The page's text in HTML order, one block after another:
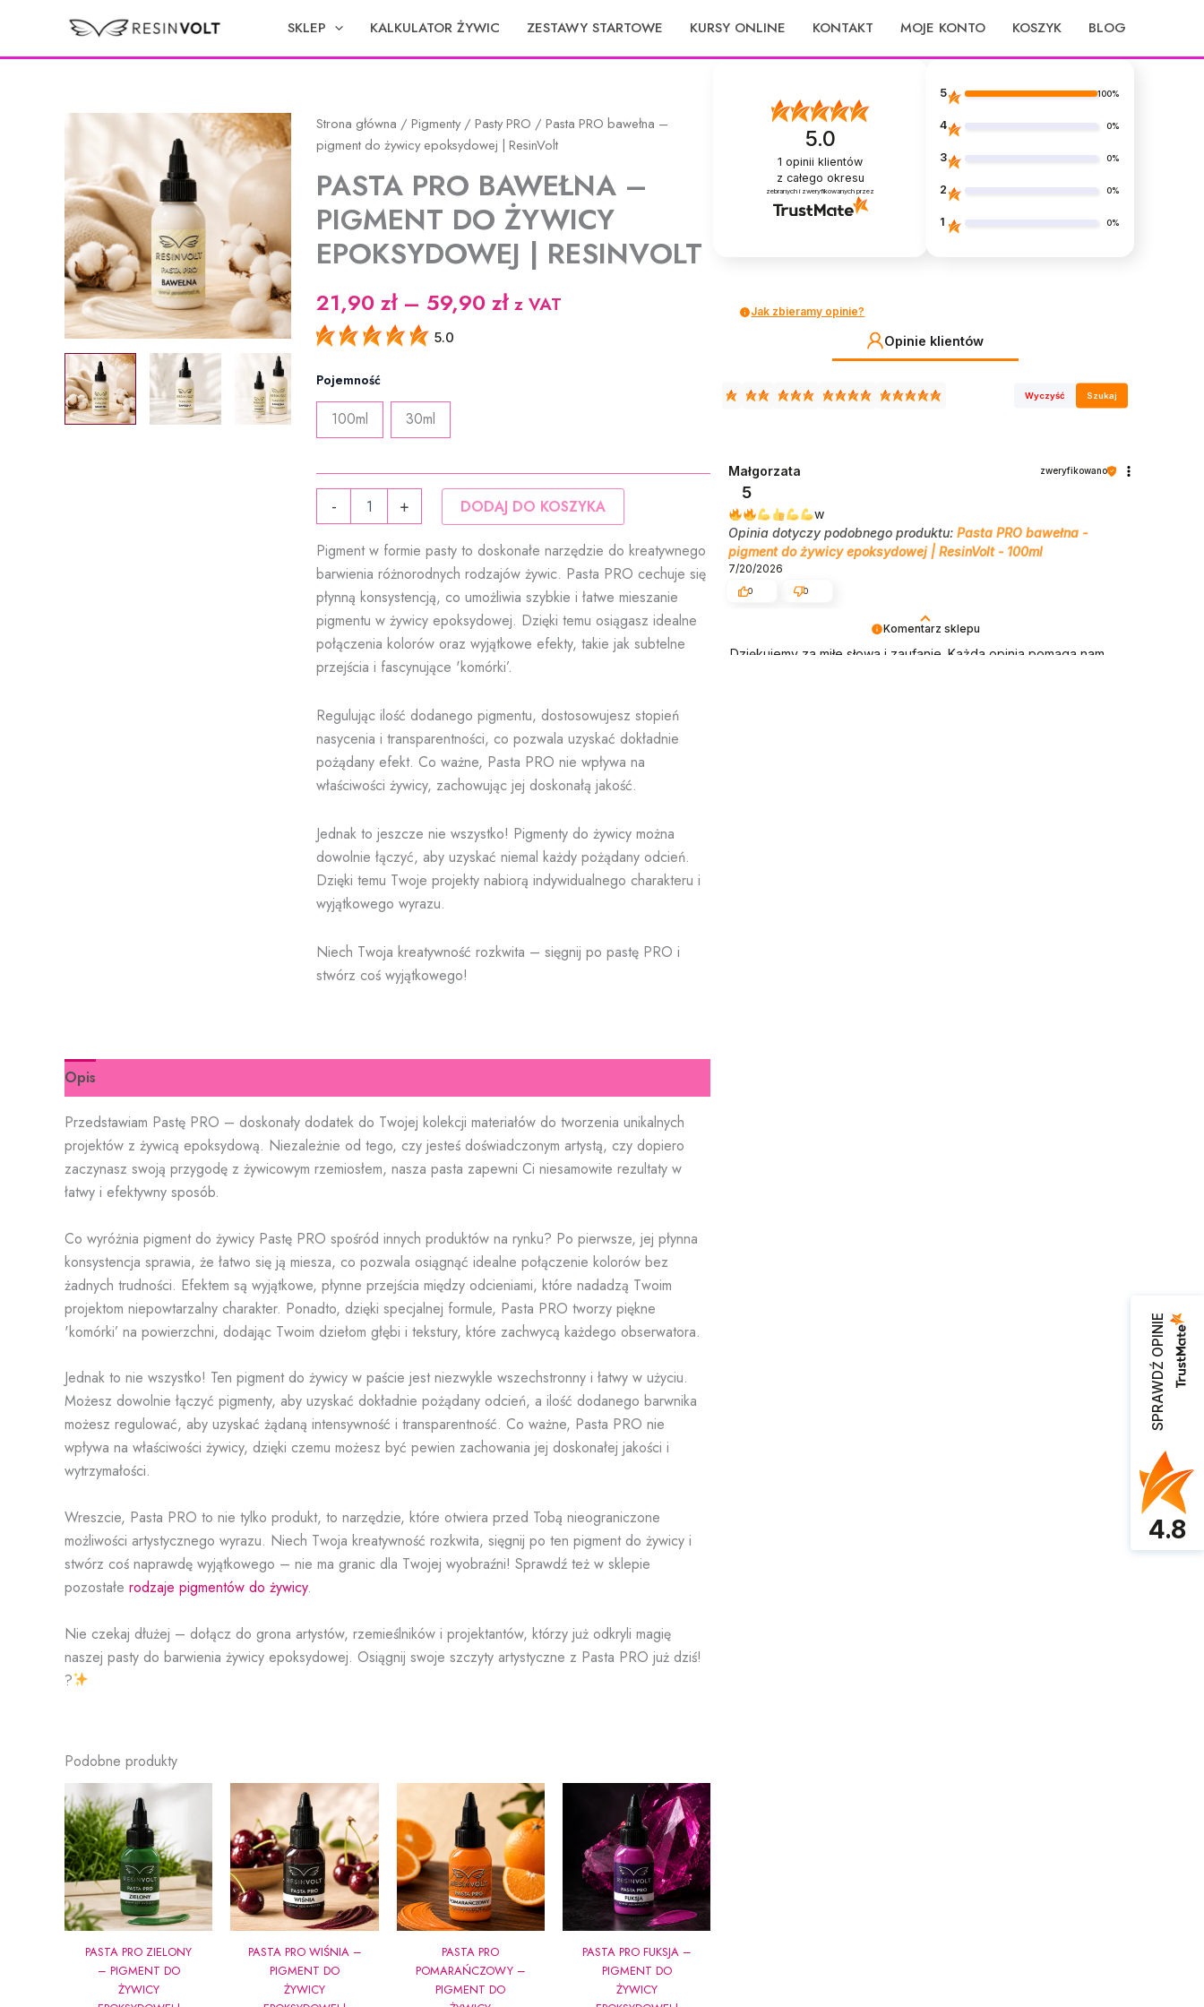
treści
SKLEP KALKULATOR ŻYWIC ZESTAWY STARTOWE KURSY ONLINE KONTAKT MOJE KONTO KOSZYK BLOG
Strona główna /Pigmenty/Pasty PRO / Pasta PRO bawełna –
pigment do żywicy epoksydowej | ResinVolt
PASTA PRO BAWEŁNA –
PIGMENT DO ŻYWICY
EPOKSYDOWEJ | RESINVOLT
21,90zł – 59,90złZakres
59,90 zł
z VAT
5.0
Pojemność
100ml 30ml
-
Pasta
bawełna
-
pigment
do
żywicy
epoksydowej
|
ResinVolt
+ DODAJ DO KOSZYKA
Pigment w formie pasty to doskonałe narzędzie do kreatywnego
barwienia różnorodnych rodzajów żywic. Pasta PRO cechuje się
płynną konsystencją, co umożliwia szybkie i łatwe mieszanie
pigmentu w żywicy epoksydowej. Dzięki temu osiągasz idealne
połączenia kolorów oraz wyjątkowe efekty, takie jak subtelne
przejścia i fascynujące 'komórki’.
Regulując ilość dodanego pigmentu, dostosowujesz stopień
nasycenia i transparentności, co pozwala uzyskać dokładnie
pożądany efekt. Co ważne, Pasta PRO nie wpływa na
właściwości żywicy, zachowując jej doskonałą jakość.
Jednak to jeszcze nie wszystko! Pigmenty do żywicy można
dowolnie łączyć, aby uzyskać niemal każdy pożądany odcień.
Dzięki temu Twoje projekty nabiorą indywidualnego charakteru i
wyjątkowego wyrazu.
Niech Twoja kreatywność rozkwita – sięgnij po pastę PRO i
stwórz coś wyjątkowego!
Opis
Przedstawiam Pastę PRO – doskonały dodatek do Twojej kolekcji materiałów do tworzenia unikalnych
projektów z żywicą epoksydową. Niezależnie od tego, czy jesteś doświadczonym artystą, czy dopiero
zaczynasz swoją przygodę z żywicowym rzemiosłem, nasza pasta zapewni Ci niesamowite rezultaty w
łatwy i efektywny sposób.
Co wyróżnia pigment do żywicy Pastę PRO spośród innych produktów na rynku? Po pierwsze, jej płynna
konsystencja sprawia, że łatwo się ją miesza, co pozwala osiągnąć idealne połączenie kolorów bez
żadnych trudności. Efektem są wyjątkowe, płynne przejścia między odcieniami, które nadadzą Twoim
projektom niepowtarzalny charakter. Ponadto, dzięki specjalnej formule, Pasta PRO tworzy piękne
'komórki’ na powierzchni, dodając Twoim dziełom głębi i tekstury, które zachwycą każdego obserwatora.
Jednak to nie wszystko! Ten pigment do żywicy w paście jest niezwykle wszechstronny i łatwy w użyciu.
Możesz dowolnie łączyć pigmenty, aby uzyskać dokładnie pożądany odcień, a ilość dodanego barwnika
możesz regulować, aby uzyskać żądaną intensywność i transparentność. Co ważne, Pasta PRO nie
wpływa na właściwości żywicy, dzięki czemu możesz być pewien zachowania jej doskonałej jakości i
wytrzymałości.
Wreszcie, Pasta PRO to nie tylko produkt, to narzędzie, które otwiera przed Tobą nieograniczone
możliwości artystycznego wyrazu. Niech Twoja kreatywność rozkwita, sięgnij po ten pigment do żywicy i
stwórz coś naprawdę wyjątkowego – nie ma granic dla Twojej wyobraźni! Sprawdź też w sklepie
pozostałe rodzaje pigmentów do żywicy.
Nie czekaj dłużej – dołącz do grona artystów, rzemieślników i projektantów, którzy już odkryli magię
naszej pasty do barwienia żywicy epoksydowej. Osiągnij swoje szczyty artystyczne z Pasta PRO już dziś!
?
Podobne produkty
PASTA PRO ZIELONY
– PIGMENT DO
ŻYWICY
PASTA PRO WIŚNIA –
PIGMENT DO
ŻYWICY
PASTA PRO
POMARAŃCZOWY –
PIGMENT DO
PASTA PRO FUKSJA –
PIGMENT DO
ŻYWICY
5.0
1 opinii klientów
z całego okresu
zebranych i zweryfikowanych przez
5 100%
4 0%
3 0%
2 0%
1 0%
Jak zbieramy opinie?
Opinie klientów
Wyczyść Szukaj
Komentarz sklepu
Dziękujemy za miłe słowa i zaufanie. Każda opinia pomaga nam
Małgorzata zweryfikowano
5
w
Opinia dotyczy podobnego produktu:Pasta PRO bawełna -
pigment do żywicy epoksydowej | ResinVolt - 100ml
7/20/2026
0 0
SPRAWDŹ OPINIE
4.8